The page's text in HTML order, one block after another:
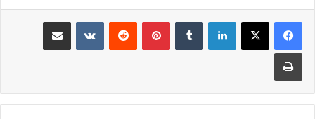
لينكدإن بينتيريست
مشاركة عبر البريد
طباعة